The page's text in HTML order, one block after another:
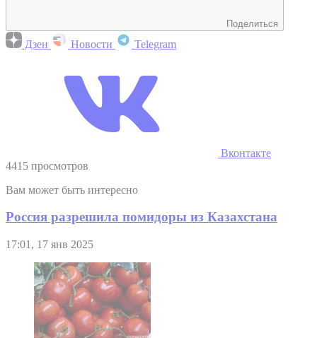
Поделиться
Дзен Новости Telegram
Вконтакте
4415 просмотров
Вам может быть интересно
Россия разрешила помидоры из Казахстана
17:01, 17 янв 2025